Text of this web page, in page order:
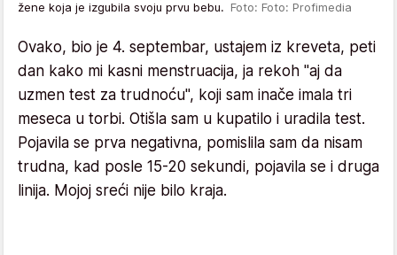
žene koja je izgubila svoju prvu bebu. Foto: Foto: Profimedia
Ovako, bio je 4. septembar, ustajem iz kreveta, peti
dan kako mi kasni menstruacija, ja rekoh "aj da
uzmen test za trudnoću", koji sam inače imala tri
meseca u torbi. Otišla sam u kupatilo i uradila test.
Pojavila se prva negativna, pomislila sam da nisam
trudna, kad posle 15-20 sekundi, pojavila se i druga
linija. Mojoj sreći nije bilo kraja.